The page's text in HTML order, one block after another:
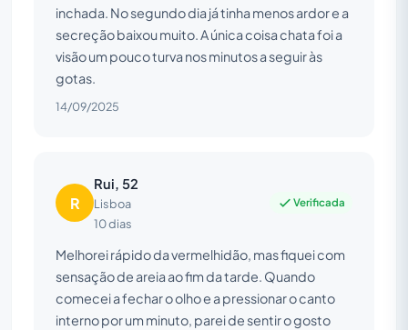
inchada. No segundo dia já tinha menos ardor e a
secreção baixou muito. A única coisa chata foi a
visão um pouco turva nos minutos a seguir às
gotas.
14/09/2025
R
Rui, 52
Lisboa
10 dias
Verificada
Melhorei rápido da vermelhidão, mas fiquei com
sensação de areia ao fim da tarde. Quando
comecei a fechar o olho e a pressionar o canto
interno por um minuto, parei de sentir o gosto